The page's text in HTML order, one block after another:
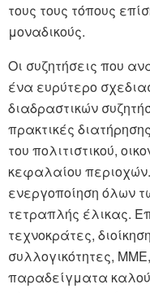
τους τους τόπους
μοναδικούς.
Οι συζητήσεις που
ένα ευρύτερο
διαδραστικών
πρακτικές
του πολιτιστικού,
κεφαλαίου
ενεργοποίηση όλων
τετραπλής έλικας.
τεχνοκράτες,
συλλογικότητες,
παραδείγματα